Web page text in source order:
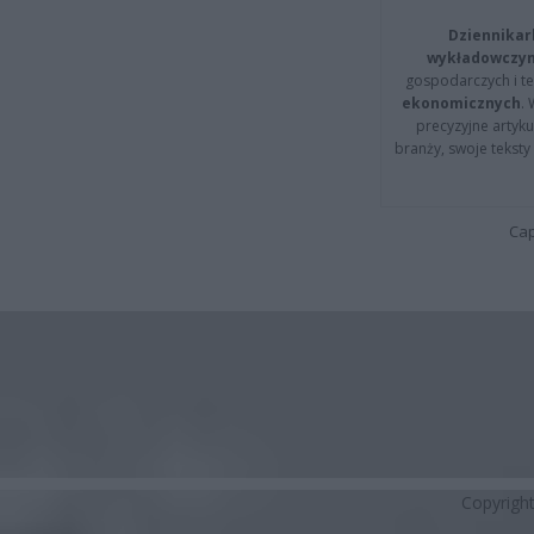
gospodarczych i
ekonomicznych.
precyzyjne
branży, swoje